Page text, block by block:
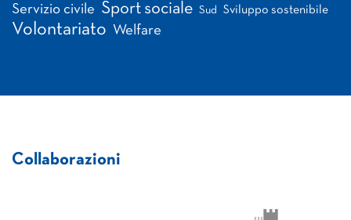
Servizio civile Sport sociale Sud Sviluppo sostenibile
Volontariato Welfare
Collaborazioni